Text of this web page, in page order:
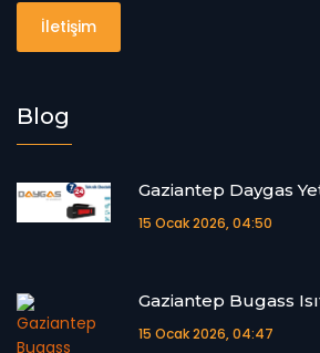
İletişim
Blog
Gaziantep Daygas
15 Ocak 2026, 04:50
Gaziantep Bugass
15 Ocak 2026, 04:47